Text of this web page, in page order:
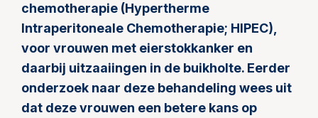
chemotherapie (Hypertherme
Intraperitoneale Chemotherapie; HIPEC),
voor vrouwen met eierstokkanker en
daarbij uitzaaiingen in de buikholte. Eerder
onderzoek naar deze behandeling wees uit
dat deze vrouwen een betere kans op